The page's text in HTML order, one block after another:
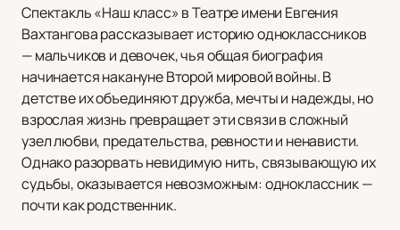
Спектакль «Наш класс» в Театре имени Евгения
Вахтангова рассказывает историю одноклассников
— мальчиков и девочек, чья общая биография
начинается накануне Второй мировой войны. В
детстве их объединяют дружба, мечты и надежды, но
взрослая жизнь превращает эти связи в сложный
узел любви, предательства, ревности и ненависти.
Однако разорвать невидимую нить, связывающую их
судьбы, оказывается невозможным: одноклассник —
почти как родственник.